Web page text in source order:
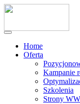
Home
Oferta
Kampanie
Szkolenia
Strony